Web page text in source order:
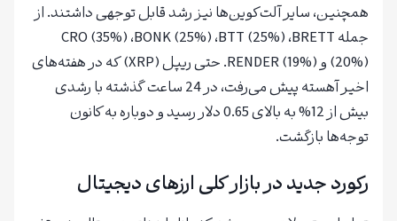
همچنین، سایر آلت‌کوین‌ها نیز رشد قابل توجهی داشتند. از
جمله CRO (35%) ،BONK (25%) ،BTT (25%) ،BRETT
(20%) و RENDER (19%). حتی ریپل (XRP) که در هفته‌های
اخیر آهسته پیش می‌رفت، در 24 ساعت گذشته با رشدی
بیش از 12% به بالای 0.65 دلار رسید و دوباره به کانون
توجه‌ها بازگشت.
رکورد جدید در بازار کلی ارزهای دیجیتال